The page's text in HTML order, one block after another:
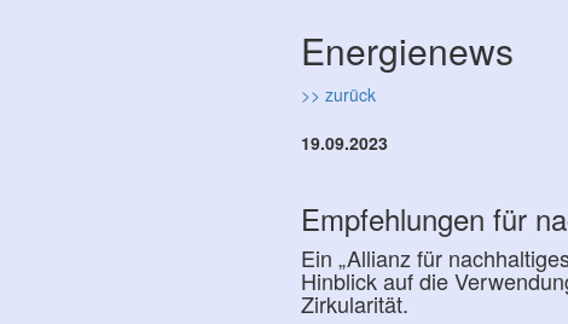
Energienews
>> zurück
19.09.2023
Empfehlungen für
Ein „Allianz für
Hinblick auf die
Zirkularität.